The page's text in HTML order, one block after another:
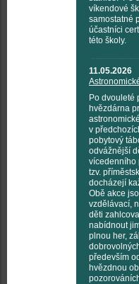
víkendové
samostatné
účastníci
této školy.
11.05.2026
Po dvouleté
hvězdárna
v
pobytový
odvážnější
vícedenního
tzv.
docházejí
Obě akce
vzdělávací,
děti
nabídnout
plnou her,
především
hvězdnou